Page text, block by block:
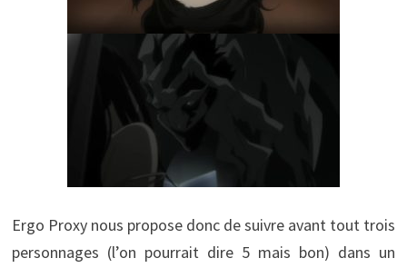
Ergo Proxy nous propose donc de suivre avant tout trois
personnages (l’on pourrait dire 5 mais bon) dans un